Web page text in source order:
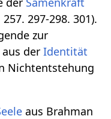
297-298. 301).
zur
aus derIdentität
Nichtentstehung
aus Brahman